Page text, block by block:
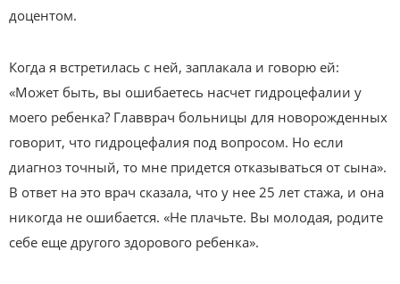
доцентом.
Когда я встретилась с ней, заплакала и говорю ей:
«Может быть, вы ошибаетесь насчет гидроцефалии у
моего ребенка? Главврач больницы для новорожденных
говорит, что гидроцефалия под вопросом. Но если
диагноз точный, то мне придется отказываться от сына».
В ответ на это врач сказала, что у нее 25 лет стажа, и она
никогда не ошибается. «Не плачьте. Вы молодая, родите
себе еще другого здорового ребенка».